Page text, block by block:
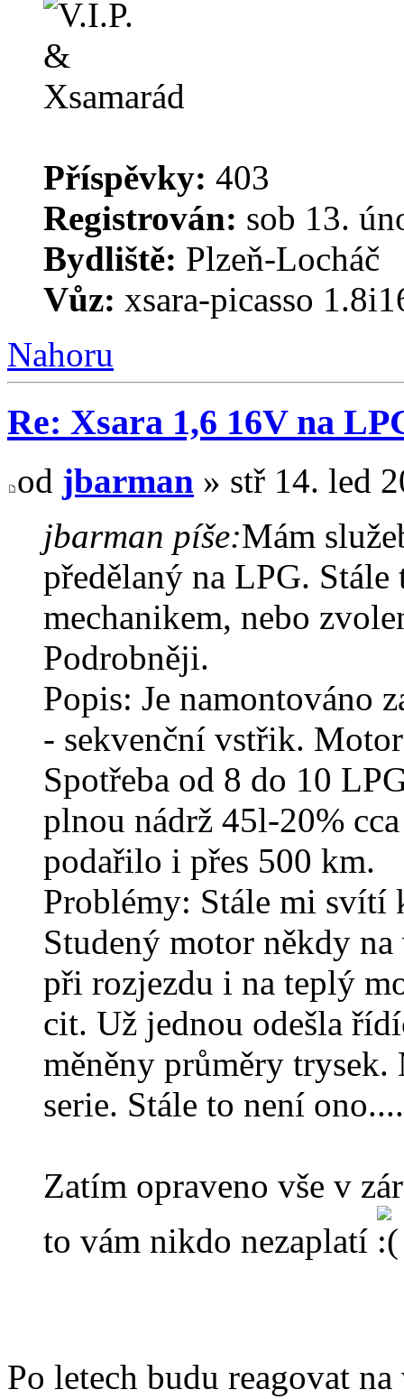
Příspěvky: 403
Registrován: sob 13.
Bydliště: Plzeň-Locháč
Vůz: xsara-picasso
Nahoru
Re: Xsara 1,6 16V na
od jbarman » stř 14. led
jbarman píše:Mám
předělaný na LPG.
mechanikem, nebo
Podrobněji.
Popis: Je namontováno
- sekvenční vstřik.
Spotřeba od 8 do 10
plnou nádrž 45l-20%
podařilo i přes 500 km.
Problémy: Stále mi svítí
Studený motor někdy
při rozjezdu i na teplý
cit. Už jednou odešla
měněny průměry
serie. Stále to není
Zatím opraveno vše v
to vám nikdo nezaplatí
Po letech budu reagovat